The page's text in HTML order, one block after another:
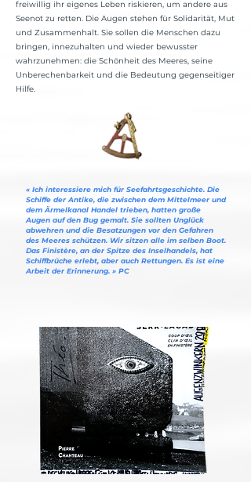
freiwillig ihr eigenes Leben riskieren, um andere aus
Seenot zu retten. Die Augen stehen für Solidarität, Mut
und Zusammenhalt. Sie sollen die Menschen dazu
bringen, innezuhalten und wieder bewusster
wahrzunehmen: die Schönheit des Meeres, seine
Unberechenbarkeit und die Bedeutung gegenseitiger
Hilfe.
« Ich interessiere mich für Seefahrtsgeschichte. Die
Schiffe der Antike, die zwischen dem Mittelmeer und
dem Ärmelkanal Handel trieben, hatten große
Augen auf den Bug gemalt. Sie sollten Unglück
abwehren und die Besatzungen vor den Gefahren
des Meeres schützen. Wir sitzen alle im selben Boot.
Das Finistère, an der Spitze des Inselhandels, hat
Schiffbrüche erlebt, aber auch Rettungen. Es ist eine
Arbeit der Erinnerung. » PC